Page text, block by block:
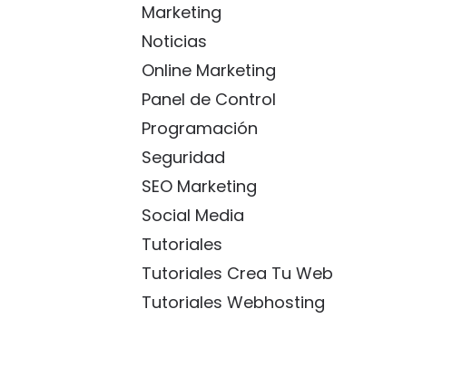
Marketing
Noticias
Online Marketing
Panel de Control
Programación
Seguridad
SEO Marketing
Social Media
Tutoriales
Tutoriales Crea Tu Web
Tutoriales Webhosting